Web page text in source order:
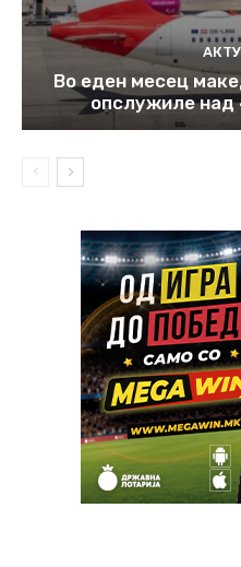
Во еден месец
опслужиле над